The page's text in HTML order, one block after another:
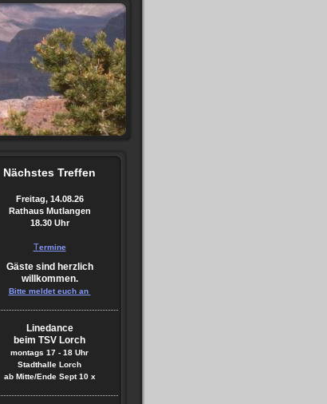
Nächstes Treffen
Freitag, 14.08.26
Rathaus Mutlangen
18.30 Uhr
Termine
Gäste sind herzlich
willkommen.
Bitte meldet euch an
Linedance
beim TSV Lorch
montags 17 - 18 Uhr
Stadthalle Lorch
ab Mitte/Ende Sept 10 x